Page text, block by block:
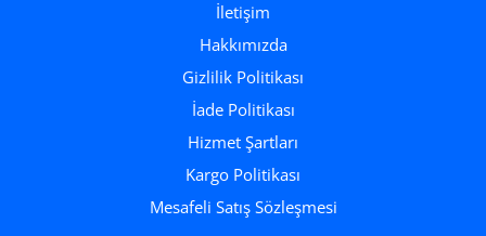
İletişim
Hakkımızda
Gizlilik Politikası
İade Politikası
Hizmet Şartları
Kargo Politikası
Mesafeli Satış Sözleşmesi